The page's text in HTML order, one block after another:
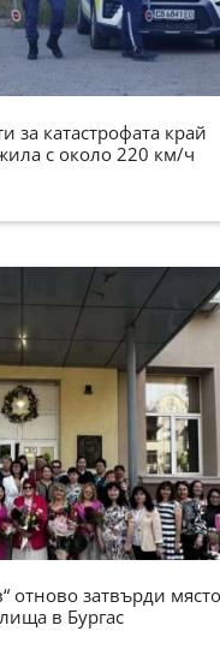
за катастрофата край
с около 220 км/ч
отново затвърди
в Бургас